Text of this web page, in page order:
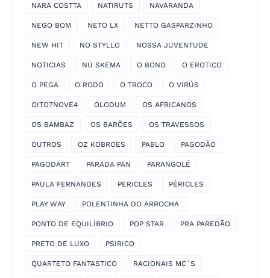
NARA COSTTA NATIRUTS NAVARANDA
NEGO BOM NETO LX NETTO GASPARZINHO
NEW HIT NO STYLLO NOSSA JUVENTUDE
NOTICIAS NÚ SKEMA O BOND O EROTICO
O PEGA O RODO O TROCO O VIRÚS
OITO7NOVE4 OLODUM OS AFRICANOS
OS BAMBAZ OS BARÕES OS TRAVESSOS
OUTROS OZ KOBROES PABLO PAGODÃO
PAGODART PARADA PAN PARANGOLÉ
PAULA FERNANDES PERICLES PÉRICLES
PLAY WAY POLENTINHA DO ARROCHA
PONTO DE EQUILÍBRIO POP STAR PRA PAREDÃO
PRETO DE LUXO PSIRICO
QUARTETO FANTASTICO RACIONAIS MC´S